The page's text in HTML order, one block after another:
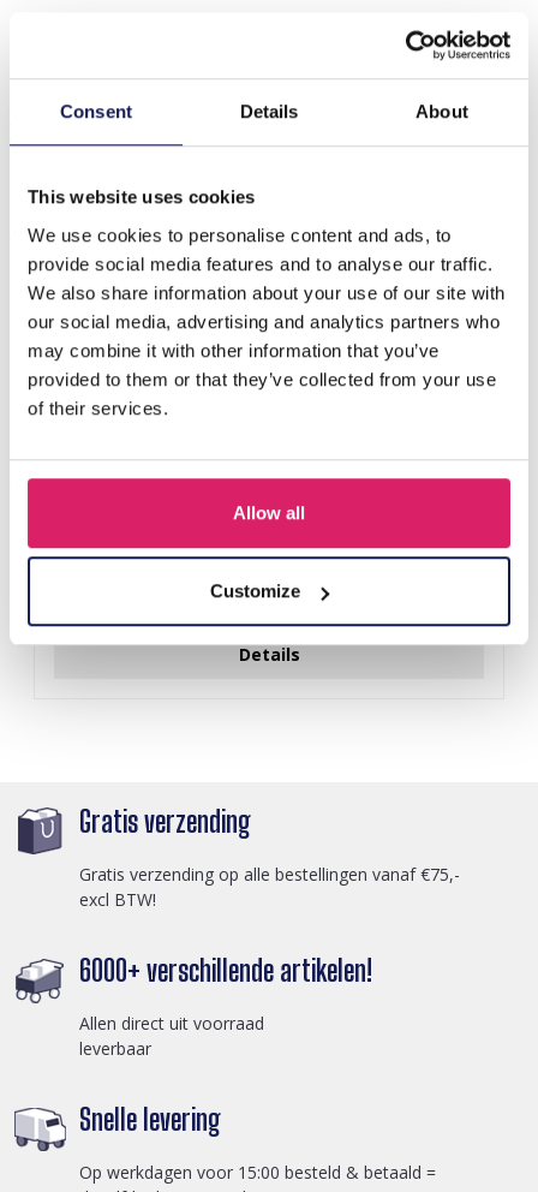
Consent Details About
This website uses cookies
We use cookies to personalise content and ads, to
provide social media features and to analyse our traffic.
We also share information about your use of our site with
our social media, advertising and analytics partners who
may combine it with other information that you’ve
provided to them or that they’ve collected from your use
of their services.
Allow all
Customize
Introducing the S-B6.3 H1037-001-4 Fashion Headband
in a rich brown hue, the perfect accessory to elevate
your style. Crafte…
Anderen kochten ook
C-F24.1 H2458-004-3 Hair Band Faceted Glassbeads 1.5cm
Login voor prijzen
Details
Gratis verzending
Gratis verzending op alle bestellingen vanaf €75,-
excl BTW!
6000+ verschillende artikelen!
Allen direct uit voorraad
leverbaar
Snelle levering
Op werkdagen voor 15:00 besteld & betaald =